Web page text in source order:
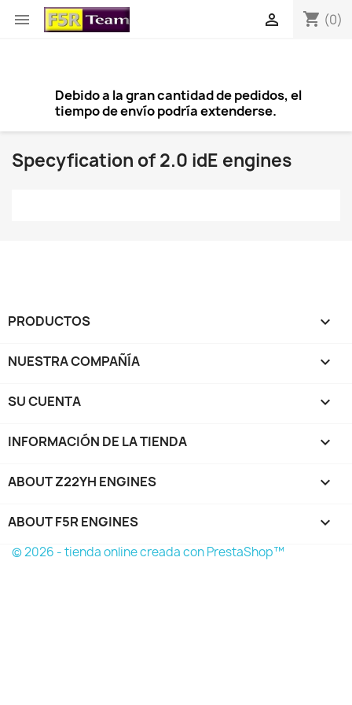
 shopping_cart (0)

Debido a la gran cantidad de pedidos, el
tiempo de envío podría extenderse.
Specyfication of 2.0 idE engines
PRODUCTOS 
NUESTRA COMPAÑÍA 
SU CUENTA 
INFORMACIÓN DE LA TIENDA keyboard_arrow_down
Nombre de la lista de deseos
ABOUT Z22YH ENGINES 
ABOUT F5R ENGINES 
© 2026 - tienda online creada con PrestaShop™